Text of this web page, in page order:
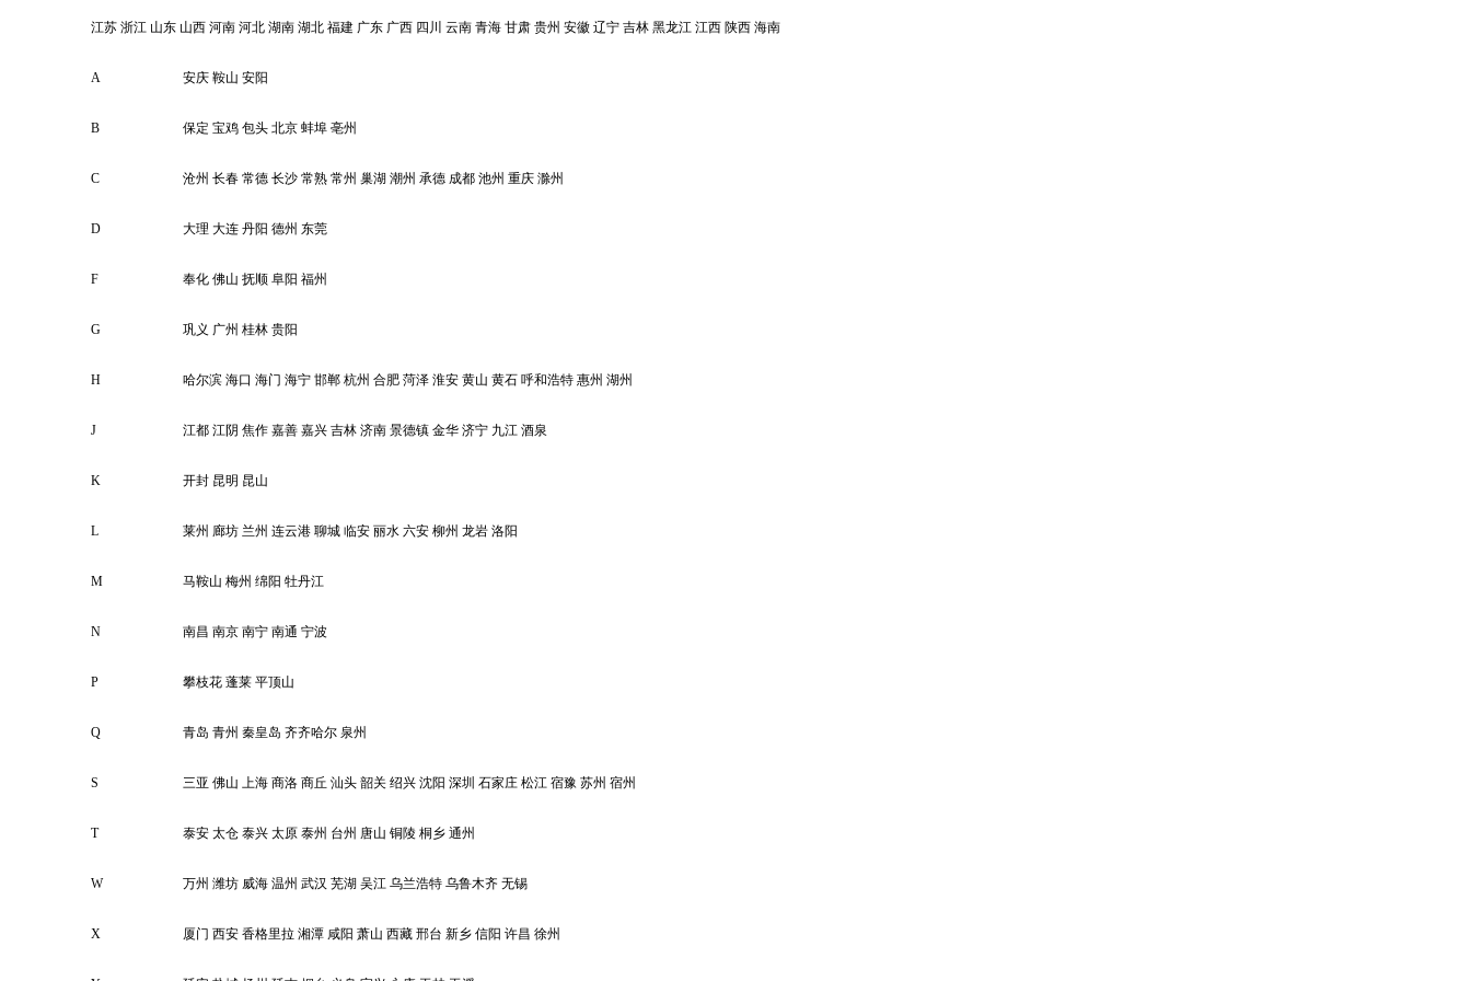
江苏 浙江 山东 山西 河南 河北 湖南 湖北 福建 广东 广西 四川 云南 青海 甘肃 贵州 安徽 辽宁 吉林 黑龙江 江西 陕西 海南
A 安庆 鞍山 安阳
B 保定 宝鸡 包头 北京 蚌埠 亳州
C 沧州 长春 常德 长沙 常熟 常州 巢湖 潮州 承德 成都 池州 重庆 滁州
D 大理 大连 丹阳 德州 东莞
F 奉化 佛山 抚顺 阜阳 福州
G 巩义 广州 桂林 贵阳
H 哈尔滨 海口 海门 海宁 邯郸 杭州 合肥 菏泽 淮安 黄山 黄石 呼和浩特 惠州 湖州
J 江都 江阴 焦作 嘉善 嘉兴 吉林 济南 景德镇 金华 济宁 九江 酒泉
K 开封 昆明 昆山
L 莱州 廊坊 兰州 连云港 聊城 临安 丽水 六安 柳州 龙岩 洛阳
M 马鞍山 梅州 绵阳 牡丹江
N 南昌 南京 南宁 南通 宁波
P 攀枝花 蓬莱 平顶山
Q 青岛 青州 秦皇岛 齐齐哈尔 泉州
S 三亚 佛山 上海 商洛 商丘 汕头 韶关 绍兴 沈阳 深圳 石家庄 松江 宿豫 苏州 宿州
T 泰安 太仓 泰兴 太原 泰州 台州 唐山 铜陵 桐乡 通州
W 万州 潍坊 威海 温州 武汉 芜湖 吴江 乌兰浩特 乌鲁木齐 无锡
X 厦门 西安 香格里拉 湘潭 咸阳 萧山 西藏 邢台 新乡 信阳 许昌 徐州